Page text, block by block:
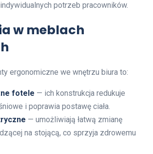
potrzeb pracowników.
w meblach
ergonomiczne we wnętrzu biura to:
fotele — ich konstrukcja redukuje
i poprawia postawę ciała.
— umożliwiają łatwą zmianę
na stojącą, co sprzyja zdrowemu